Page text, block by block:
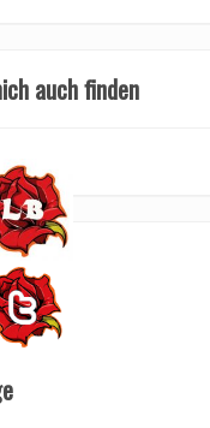
auch finden